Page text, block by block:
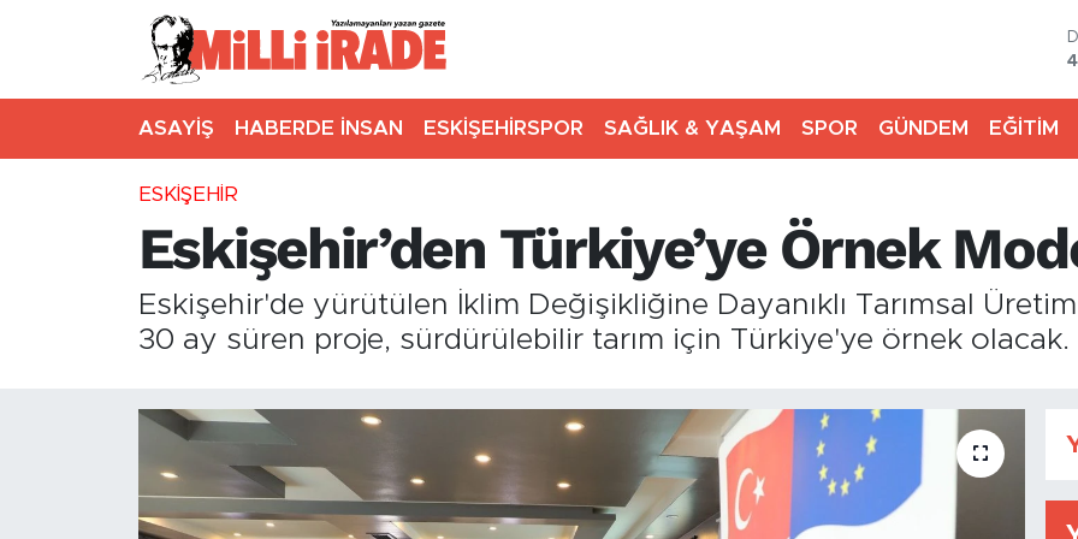
ASAYİŞ HABERDE İNSAN ESKİŞEHİRSPOR SAĞLIK & YAŞAM SPOR GÜNDEM EĞİTİM
ESKİŞEHİR
Eskişehir’den Türkiye’ye Örnek
Eskişehir'de yürütülen İklim Değişikliğine Dayanıklı Tarımsal
30 ay süren proje, sürdürülebilir tarım için Türkiye'ye örnek olacak.